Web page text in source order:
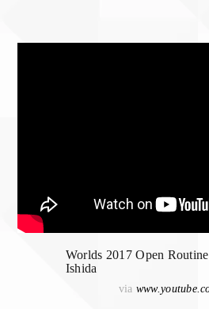
Worlds 2017 Open
Ishida
via